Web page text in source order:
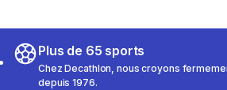
Plus de 65 sports
Chez Decathlon, nous croyons
depuis 1976.